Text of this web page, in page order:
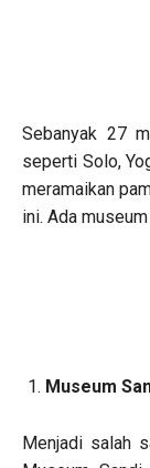
Sebanyak 27
seperti Solo,
meramaikan
ini. Ada
Museum
Menjadi salah